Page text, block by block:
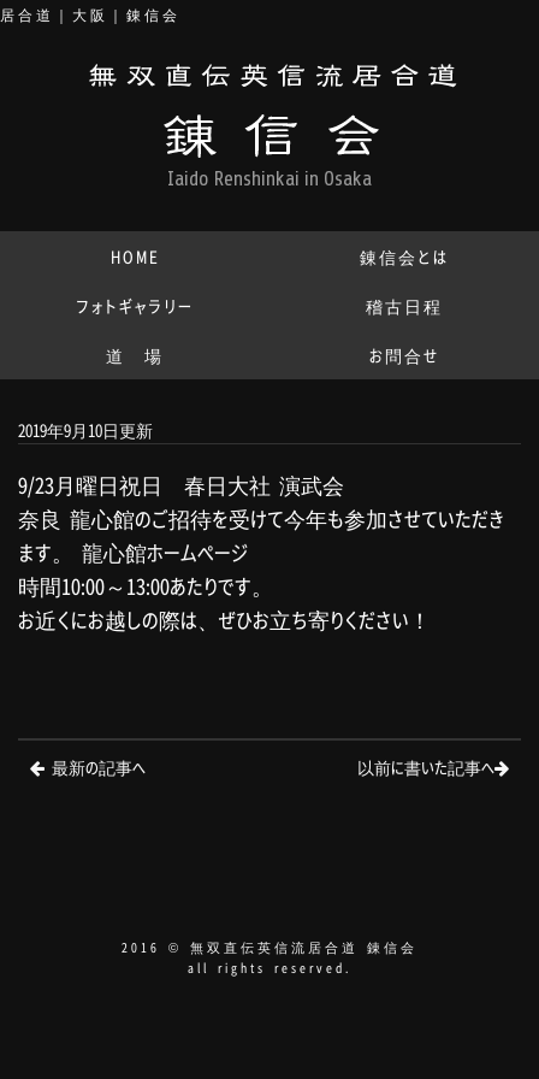
居合道｜大阪｜錬信会
Iaido Renshinkai in Osaka
HOME 錬信会とは
フォトギャラリー 稽古日程
道 場 お問合せ
2019年9月10日更新
9/23月曜日祝日 春日大社 演武会
奈良 龍心館のご招待を受けて今年も参加させていただき
ます。 龍心館ホームページ
時間10:00～13:00あたりです。
お近くにお越しの際は、ぜひお立ち寄りください！
最新の記事へ 以前に書いた記事へ
2016 © 無双直伝英信流居合道 錬信会
all rights reserved.